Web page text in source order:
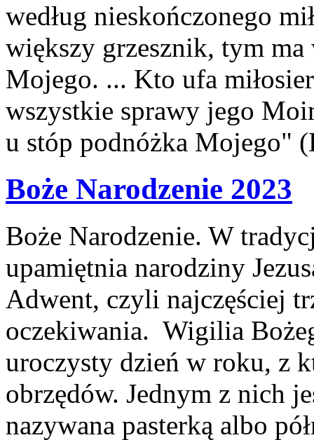
według nieskończonego
większy grzesznik, tym ma
Mojego. ... Kto ufa
wszystkie sprawy jego
u stóp podnóżka Mojego"
Boże Narodzenie 2023
Boże Narodzenie. W
upamiętnia narodziny
Adwent, czyli najczęściej
oczekiwania. Wigilia
uroczysty dzień w roku, z
obrzędów. Jednym z nich
nazywana pasterką albo